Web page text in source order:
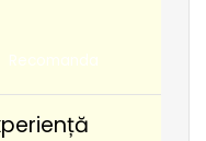
Recomanda